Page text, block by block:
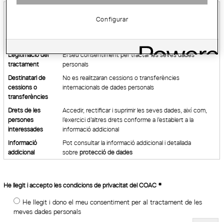
tractament
Legitimació del
tractament
El seu consentiment per tractar les seves dades
personals
Destinatari de
cessions o
transferències
No es realitzaran cessions o transferències
internacionals de dades personals
Drets de les
persones
interessades
Accedir, rectificar i suprimir les seves dades, així com,
l’exercici d’altres drets conforme a l’establert a la
informació addicional
Informació
addicional
Pot consultar la informació addicional i detallada
sobreprotecció de dades
He llegit i accepto les condicions de privacitat del COAC *
He llegit i dono el meu consentiment per al tractament de les
meves dades personals
Configurar